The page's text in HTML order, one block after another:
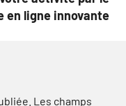
en ligne innovante
Les champs